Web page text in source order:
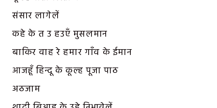
संसार लागेलें
कहे के त उ हउएँ मुसलमान
बाकिर वाह रे हमार गाँव के ईमान
आजहूँ हिन्दू के कूल्ह पूजा पाठ
अठजाम